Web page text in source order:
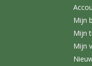
Mijn
Mijn
Mijn